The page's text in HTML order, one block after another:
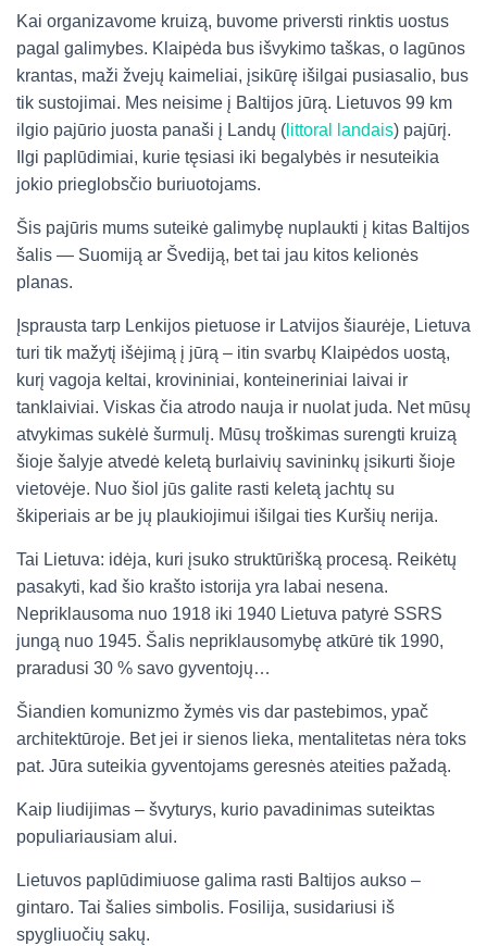
Kai organizavome kruizą, buvome priversti rinktis uostus
pagal galimybes. Klaipėda bus išvykimo taškas, o lagūnos
krantas, maži žvejų kaimeliai, įsikūrę išilgai pusiasalio, bus
tik sustojimai. Mes neisime į Baltijos jūrą. Lietuvos 99 km
ilgio pajūrio juosta panaši į Landų ( littoral landais) pajūrį.
Ilgi paplūdimiai, kurie tęsiasi iki begalybės ir nesuteikia
jokio prieglobsčio buriuotojams.
Šis pajūris mums suteikė galimybę nuplaukti į kitas Baltijos
šalis — Suomiją ar Švediją, bet tai jau kitos kelionės
planas.
Įsprausta tarp Lenkijos pietuose ir Latvijos šiaurėje, Lietuva
turi tik mažytį išėjimą į jūrą – itin svarbų Klaipėdos uostą,
kurį vagoja keltai, krovininiai, konteineriniai laivai ir
tanklaiviai. Viskas čia atrodo nauja ir nuolat juda. Net mūsų
atvykimas sukėlė šurmulį. Mūsų troškimas surengti kruizą
šioje šalyje atvedė keletą burlaivių savininkų įsikurti šioje
vietovėje. Nuo šiol jūs galite rasti keletą jachtų su
škiperiais ar be jų plaukiojimui išilgai ties Kuršių nerija.
Tai Lietuva: idėja, kuri įsuko struktūrišką procesą. Reikėtų
pasakyti, kad šio krašto istorija yra labai nesena.
Nepriklausoma nuo 1918 iki 1940 Lietuva patyrė SSRS
jungą nuo 1945. Šalis nepriklausomybę atkūrė tik 1990,
praradusi 30 % savo gyventojų…
Šiandien komunizmo žymės vis dar pastebimos, ypač
architektūroje. Bet jei ir sienos lieka, mentalitetas nėra toks
pat. Jūra suteikia gyventojams geresnės ateities pažadą.
Kaip liudijimas – švyturys, kurio pavadinimas suteiktas
populiariausiam alui.
Lietuvos paplūdimiuose galima rasti Baltijos aukso –
gintaro. Tai šalies simbolis. Fosilija, susidariusi iš
spygliuočių sakų.